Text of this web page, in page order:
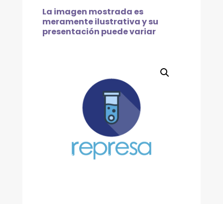
La imagen mostrada es
meramente ilustrativa y su
presentación puede variar